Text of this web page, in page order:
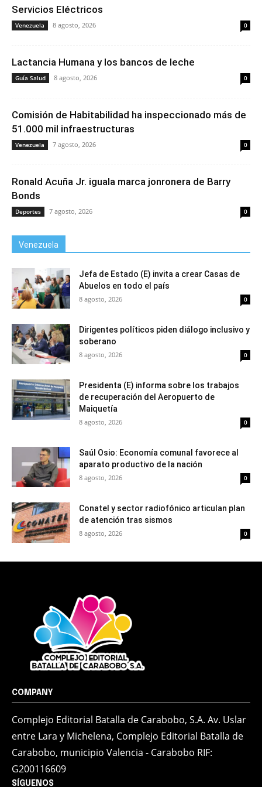
Servicios Eléctricos
Venezuela 8 agosto, 2026 0
Lactancia Humana y los bancos de leche
Guía Salud 8 agosto, 2026 0
Comisión de Habitabilidad ha inspeccionado más de
51.000 mil infraestructuras
Venezuela 7 agosto, 2026 0
Ronald Acuña Jr. iguala marca jonronera de Barry
Bonds
Deportes 7 agosto, 2026 0
Venezuela
Jefa de Estado (E) invita a crear Casas de
Abuelos en todo el país
8 agosto, 2026 0
Dirigentes políticos piden diálogo inclusivo y
soberano
8 agosto, 2026 0
Presidenta (E) informa sobre los trabajos
de recuperación del Aeropuerto de
Maiquetía
8 agosto, 2026 0
Saúl Osio: Economía comunal favorece al
aparato productivo de la nación
8 agosto, 2026 0
Conatel y sector radiofónico articulan plan
de atención tras sismos
8 agosto, 2026 0
COMPANY
Complejo Editorial Batalla de Carabobo, S.A. Av. Uslar
entre Lara y Michelena, Complejo Editorial Batalla de
Carabobo, municipio Valencia - Carabobo RIF:
G200116609
SÍGUENOS